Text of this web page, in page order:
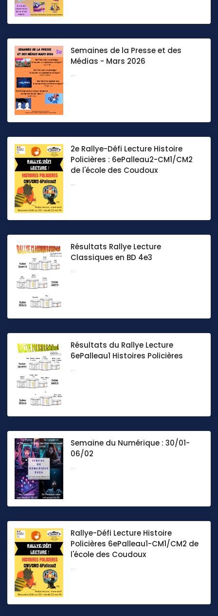
Semaines de la Presse et des
Médias - Mars 2026
...
2e Rallye-Défi Lecture Histoire
Policières : 6ePalleau2-CM1/CM2
de l'école des Coudoux
...
Résultats Rallye Lecture
Classiques en BD 4e3
...
Résultats du Rallye Lecture
6ePalleau1 Histoires Policières
...
Semaine du Numérique : 30/01-
06/02
...
Rallye-Défi Lecture Histoire
Policières 6ePalleau1-CM1/CM2 de
l'école des Coudoux
...